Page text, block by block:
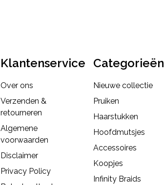
Klantenservice
Over ons
Verzenden &
retourneren
Algemene
voorwaarden
Disclaimer
Privacy Policy
Categorieën
Nieuwe collectie
Pruiken
Haarstukken
Hoofdmutsjes
Accessoires
Koopjes
Infinity Braids